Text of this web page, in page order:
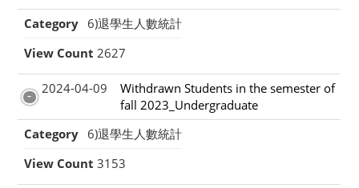
Category
6)退學生人數統計
View Count 2627
2024-04-09
Withdrawn Students in the semester of
fall 2023_Undergraduate
Category
6)退學生人數統計
View Count 3153